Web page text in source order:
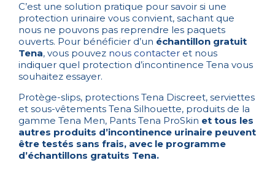
C’est une solution pratique pour savoir si une
protection urinaire vous convient, sachant que
nous ne pouvons pas reprendre les paquets
ouverts. Pour bénéficier d’un échantillon gratuit
Tena, vous pouvez nous contacter et nous
indiquer quel protection d’incontinence Tena vous
souhaitez essayer.
Protège-slips, protections Tena Discreet, serviettes
et sous-vêtements Tena Silhouette, produits de la
gamme Tena Men, Pants Tena ProSkin et tous les
autres produits d’incontinence urinaire peuvent
être testés sans frais, avec le programme
d’échantillons gratuits Tena.